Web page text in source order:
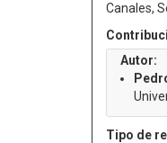
Canales,
Autor:
Tipo de